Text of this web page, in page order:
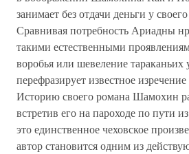
занимает без отдачи деньги у
Сравнивая потребность Ариадны
такими естественными
воробья или шевеление
перефразирует известное
Историю своего романа Шамохин
встретив его на пароходе по пути
это единственное чеховское
автор становится одним из